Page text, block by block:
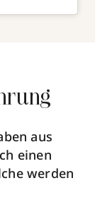
aus
einen
werden